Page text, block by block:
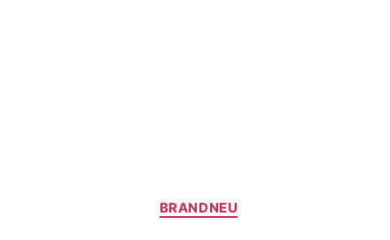
Kategorien
BRANDNEU